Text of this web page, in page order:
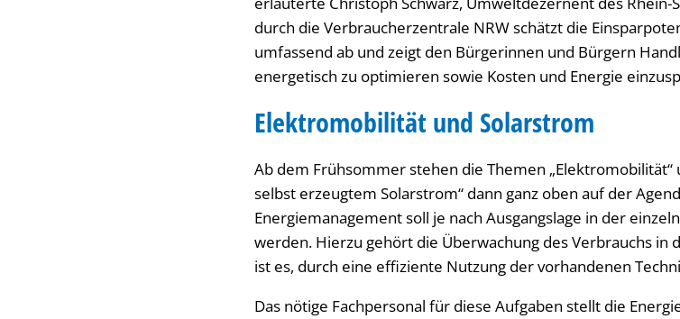
durch die Verbraucherzentrale NRW schätzt die
umfassend ab und zeigt den Bürgerinnen und Bürgern
energetisch zu optimieren sowie Kosten und Energie
Elektromobilität und Solarstrom
Ab dem Frühsommer stehen die Themen „Elektromobilität“
selbst erzeugtem Solarstrom“ dann ganz oben auf der
Energiemanagement soll je nach Ausgangslage in der
werden. Hierzu gehört die Überwachung des Verbrauchs in
ist es, durch eine effiziente Nutzung der vorhandenen
Das nötige Fachpersonal für diese Aufgaben stellt die